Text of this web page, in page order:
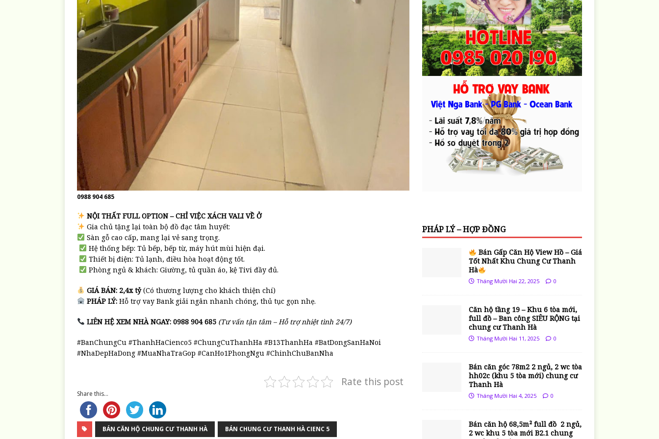
0988 904 685
NỘI THẤT FULL OPTION – CHỈ VIỆC XÁCH VALI VỀ Ở
Gia chủ tặng lại toàn bộ đồ đạc tâm huyết:
Sàn gỗ cao cấp, mang lại vẻ sang trọng.
Hệ thống bếp: Tủ bếp, bếp từ, máy hút mùi hiện đại.
Thiết bị điện: Tủ lạnh, điều hòa hoạt động tốt.
Phòng ngủ & khách: Giường, tủ quần áo, kệ Tivi đầy đủ.
GIÁ BÁN: 2,4x tỷ(Có thương lượng cho khách thiện chí)
PHÁP LÝ:Hỗ trợ vay Bank giải ngân nhanh chóng, thủ tục gọn nhẹ.
LIÊN HỆ XEM NHÀ NGAY: 0988 904 685 (Tư vấn tận tâm – Hỗ trợ nhiệt tình 24/7)
#BanChungCu #ThanhHaCienco5 #ChungCuThanhHa #B13ThanhHa #BatDongSanHaNoi
#NhaDepHaDong #MuaNhaTraGop #CanHo1PhongNgu #ChinhChuBanNha
Rate this post
Share this...
BÁN CĂN HỘ CHUNG CƯ THANH HÀ BÁN CHUNG CƯ THANH HÀ CIENC 5
PHÁP LÝ – HỢP ĐỒNG
Bán Gấp Căn Hộ View Hồ – Giá
Tốt Nhất Khu Chung Cư Thanh
Hà
Tháng Mười Hai 22, 2025 0
Căn hộ tầng 19 – Khu 6 tòa mới,
full đồ – Ban công SIÊU RỘNG tại
chung cư Thanh Hà
Tháng Mười Hai 11, 2025 0
Bán căn góc 78m2 2 ngủ, 2 wc tòa
hh02c (khu 5 tòa mới) chung cư
Thanh Hà
Tháng Mười Hai 4, 2025 0
Bán căn hộ 68,5m² full đồ 2 ngủ,
2 wc khu 5 tòa mới B2.1 chung